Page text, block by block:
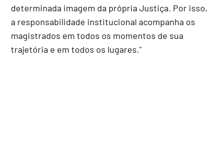
determinada imagem da própria Justiça. Por isso,
a responsabilidade institucional acompanha os
magistrados em todos os momentos de sua
trajetória e em todos os lugares."